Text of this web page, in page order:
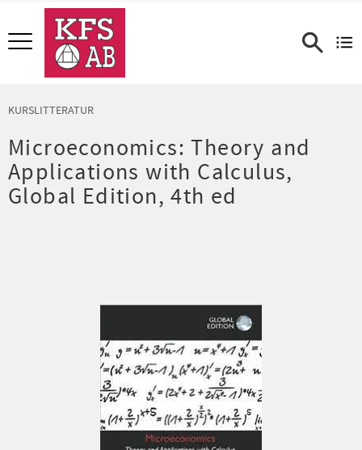
Meny
KURSLITTERATUR
Microeconomics: Theory and
Applications with Calculus,
Global Edition, 4th ed